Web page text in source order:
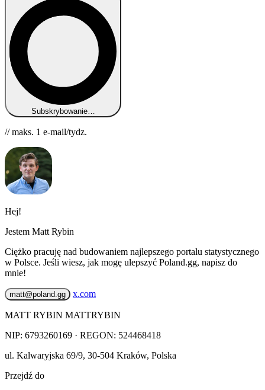
Subskrybowanie…
// maks. 1 e-mail/tydz.
Hej!
Jestem Matt Rybin
Ciężko pracuję nad budowaniem najlepszego portalu statystycznego
w Polsce. Jeśli wiesz, jak mogę ulepszyć Poland.gg, napisz do
mnie!
matt@poland.gg x.com
MATT RYBIN MATTRYBIN
NIP: 6793260169 · REGON: 524468418
ul. Kalwaryjska 69/9, 30-504 Kraków, Polska
Przejdź do